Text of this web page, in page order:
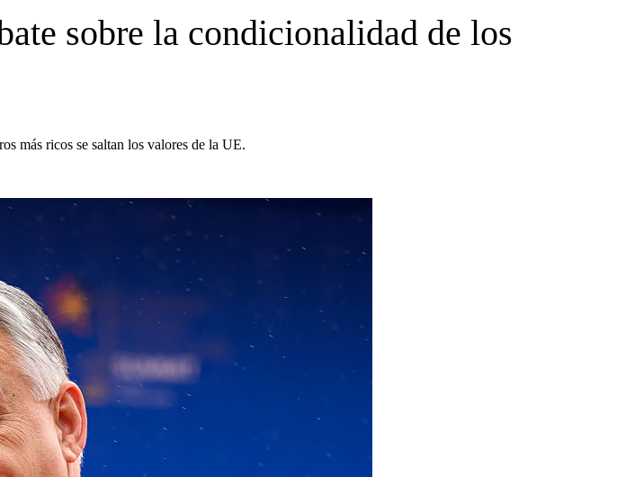
sobre la condicionalidad de los
más ricos se saltan los valores de la UE.